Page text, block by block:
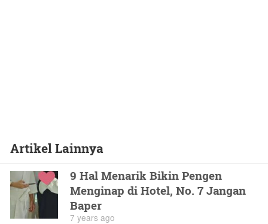
Artikel Lainnya
9 Hal Menarik Bikin Pengen
Menginap di Hotel, No. 7 Jangan
Baper
7 years ago